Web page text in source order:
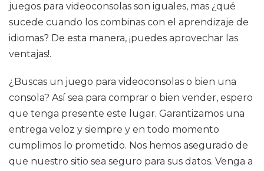
juegos para videoconsolas son iguales, mas ¿qué
sucede cuando los combinas con el aprendizaje de
idiomas? De esta manera, ¡puedes aprovechar las
ventajas!.
¿Buscas un juego para videoconsolas o bien una
consola? Así sea para comprar o bien vender, espero
que tenga presente este lugar. Garantizamos una
entrega veloz y siempre y en todo momento
cumplimos lo prometido. Nos hemos asegurado de
que nuestro sitio sea seguro para sus datos. Venga a